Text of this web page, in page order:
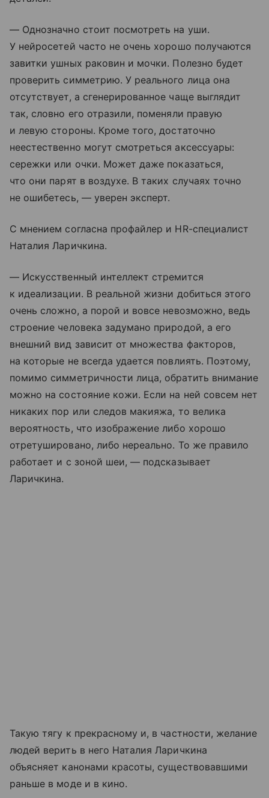
— Однозначно стоит посмотреть на уши.
У нейросетей часто не очень хорошо получаются
завитки ушных раковин и мочки. Полезно будет
проверить симметрию. У реального лица она
отсутствует, а сгенерированное чаще выглядит
так, словно его отразили, поменяли правую
и левую стороны. Кроме того, достаточно
неестественно могут смотреться аксессуары:
сережки или очки. Может даже показаться,
что они парят в воздухе. В таких случаях точно
не ошибетесь, — уверен эксперт.
С мнением согласна профайлер и HR-специалист
Наталия Ларичкина.
— Искусственный интеллект стремится
к идеализации. В реальной жизни добиться этого
очень сложно, а порой и вовсе невозможно, ведь
строение человека задумано природой, а его
внешний вид зависит от множества факторов,
на которые не всегда удается повлиять. Поэтому,
помимо симметричности лица, обратить внимание
можно на состояние кожи. Если на ней совсем нет
никаких пор или следов макияжа, то велика
вероятность, что изображение либо хорошо
отретушировано, либо нереально. То же правило
работает и с зоной шеи, — подсказывает
Ларичкина.
Такую тягу к прекрасному и, в частности, желание
людей верить в него Наталия Ларичкина
объясняет канонами красоты, существовавшими
раньше в моде и в кино.